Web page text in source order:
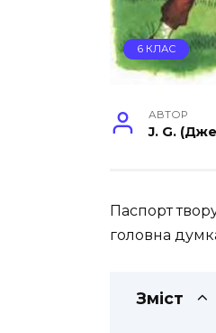
6 КЛАС
АВТОР
J. G.
Паспорт
головна
Зміст